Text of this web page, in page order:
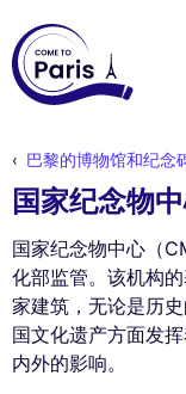
巴黎的博物馆和纪念
国家纪念物
国家纪念物中心（
化部监管。该机构
家建筑，无论是历
国文化遗产方面发
内外的影响。